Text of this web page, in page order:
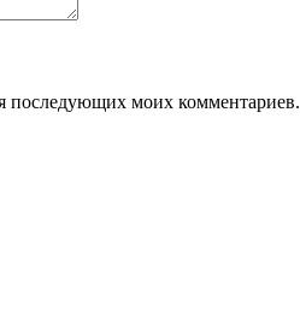
последующих моих комментариев.